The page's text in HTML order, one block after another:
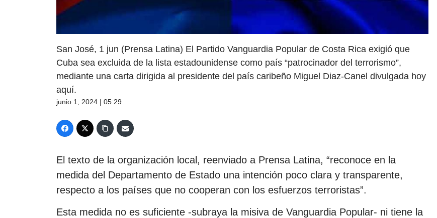
San José, 1 jun (Prensa Latina) El Partido Vanguardia Popular de Costa Rica exigió que
Cuba sea excluida de la lista estadounidense como país “patrocinador del terrorismo”,
mediante una carta dirigida al presidente del país caribeño Miguel Diaz-Canel divulgada hoy
aquí.
junio 1, 2024 | 05:29
El texto de la organización local, reenviado a Prensa Latina, “reconoce en la
medida del Departamento de Estado una intención poco clara y transparente,
respecto a los países que no cooperan con los esfuerzos terroristas”.
Esta medida no es suficiente -subraya la misiva de Vanguardia Popular- ni tiene la